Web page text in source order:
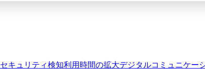
セキュリティ検知利用時間の拡大デジタルコミュニケー